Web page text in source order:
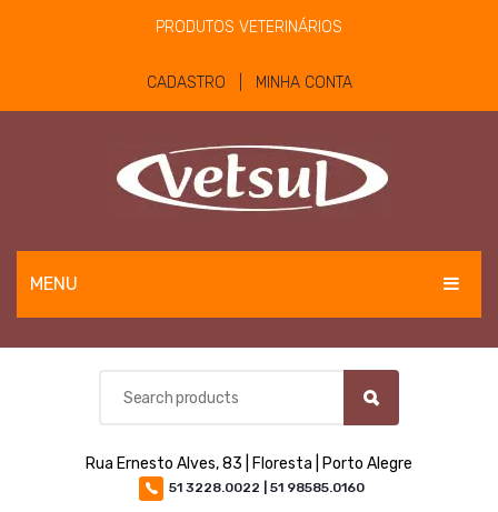
PRODUTOS VETERINÁRIOS
CADASTRO | MINHA CONTA
MENU
EQUINOS
BOVINOS E OVINOS
MATERIAIS E EQUIPAMENTOS
Rua Ernesto Alves, 83 | Floresta | Porto Alegre
51 3228.0022 | 51 98585.0160